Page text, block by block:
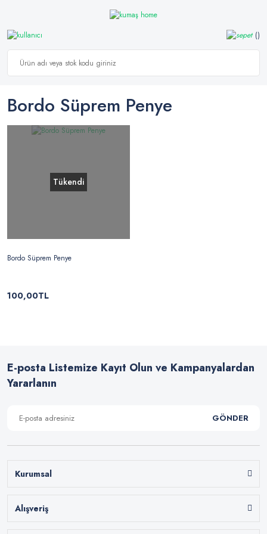
Bordo Süprem Penye
Tükendi
Bordo Süprem Penye
100,00TL
E-posta Listemize Kayıt Olun ve Kampanyalardan
Yararlanın
GÖNDER
Kurumsal
Alışveriş